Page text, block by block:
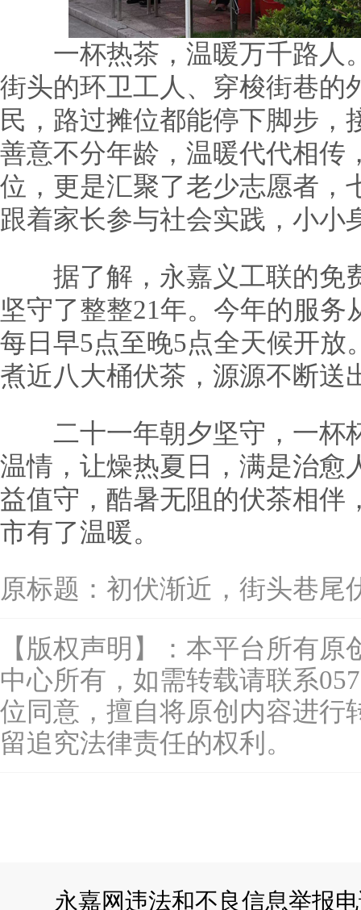
一杯热茶，温暖万千路人
街头的环卫工人、穿梭街巷的
民，路过摊位都能停下脚步，
善意不分年龄，温暖代代相传
位，更是汇聚了老少志愿者，
跟着家长参与社会实践，小小
据了解，永嘉义工联的免
坚守了整整21年。今年的服务
每日早5点至晚5点全天候开放
煮近八大桶伏茶，源源不断送
二十一年朝夕坚守，一杯
温情，让燥热夏日，满是治愈
益值守，酷暑无阻的伏茶相伴
市有了温暖。
原标题： 初伏渐近，街头巷尾
【版权声明】：本平台所有
中心所有，如需转载请联系
位同意，擅自将原创内容进行
留追究法律责任的权利。
永嘉网违法和不良信息举报